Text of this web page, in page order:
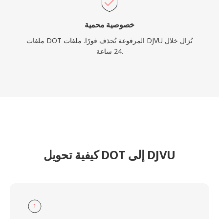
خصوصية محمية
ملفات DOT المرفوعة تُحذف فورًا. ملفات DJVU تُزال خلال
24 ساعة.
كيفية تحويل DOT إلى DJVU
1